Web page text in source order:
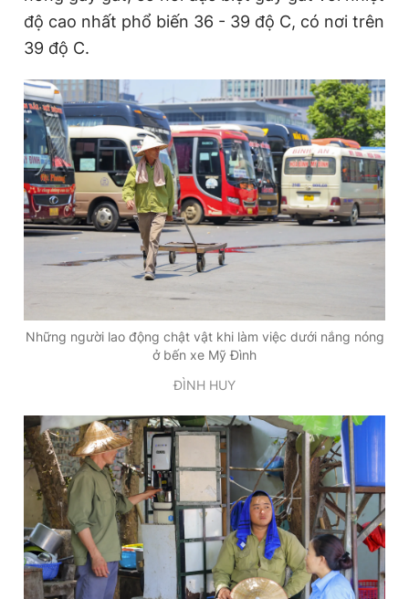
độ cao nhất phổ biến 36 - 39 độ C, có nơi trên
39 độ C.
Những người lao động chật vật khi làm việc dưới nắng nóng
ở bến xe Mỹ Đình
ĐÌNH HUY